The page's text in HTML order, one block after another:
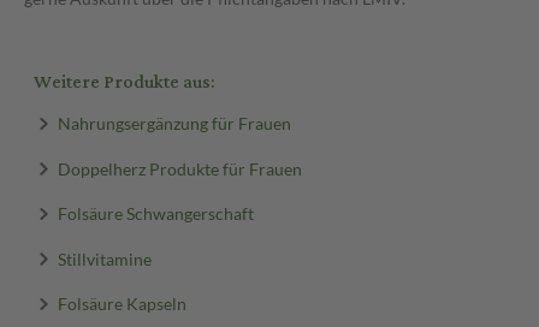
Weitere Produkte aus:
Nahrungsergänzung für Frauen
Doppelherz Produkte für Frauen
Folsäure Schwangerschaft
Stillvitamine
Folsäure Kapseln